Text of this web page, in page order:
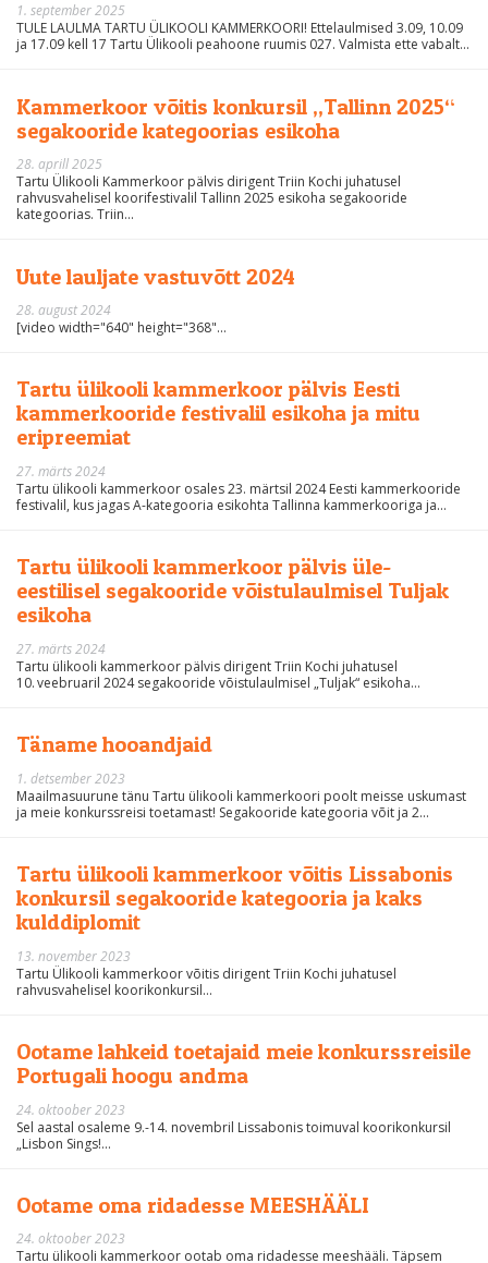
1. september 2025
TULE LAULMA TARTU ÜLIKOOLI KAMMERKOORI! Ettelaulmised 3.09, 10.09
ja 17.09 kell 17 Tartu Ülikooli peahoone ruumis 027. Valmista ette vabalt...
Kammerkoor võitis konkursil „Tallinn 2025“
segakooride kategoorias esikoha
28. aprill 2025
Tartu Ülikooli Kammerkoor pälvis dirigent Triin Kochi juhatusel
rahvusvahelisel koorifestivalil Tallinn 2025 esikoha segakooride
kategoorias. Triin...
Uute lauljate vastuvõtt 2024
28. august 2024
[video width="640" height="368"...
Tartu ülikooli kammerkoor pälvis Eesti
kammerkooride festivalil esikoha ja mitu
eripreemiat
27. märts 2024
Tartu ülikooli kammerkoor osales 23. märtsil 2024 Eesti kammerkooride
festivalil, kus jagas A-kategooria esikohta Tallinna kammerkooriga ja...
Tartu ülikooli kammerkoor pälvis üle-
eestilisel segakooride võistulaulmisel Tuljak
esikoha
27. märts 2024
Tartu ülikooli kammerkoor pälvis dirigent Triin Kochi juhatusel
10. veebruaril 2024 segakooride võistulaulmisel „Tuljak“ esikoha...
Täname hooandjaid
1. detsember 2023
Maailmasuurune tänu Tartu ülikooli kammerkoori poolt meisse uskumast
ja meie konkurssreisi toetamast! Segakooride kategooria võit ja 2...
Tartu ülikooli kammerkoor võitis Lissabonis
konkursil segakooride kategooria ja kaks
kulddiplomit
13. november 2023
Tartu Ülikooli kammerkoor võitis dirigent Triin Kochi juhatusel
rahvusvahelisel koorikonkursil...
Ootame lahkeid toetajaid meie konkurssreisile
Portugali hoogu andma
24. oktoober 2023
Sel aastal osaleme 9.-14. novembril Lissabonis toimuval koorikonkursil
„Lisbon Sings!...
Ootame oma ridadesse MEESHÄÄLI
24. oktoober 2023
Tartu ülikooli kammerkoor ootab oma ridadesse meeshääli. Täpsem